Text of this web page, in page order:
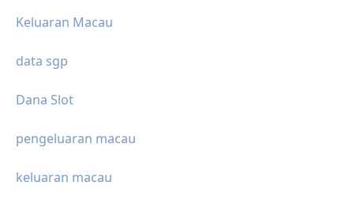
Keluaran Macau
data sgp
Dana Slot
pengeluaran macau
keluaran macau